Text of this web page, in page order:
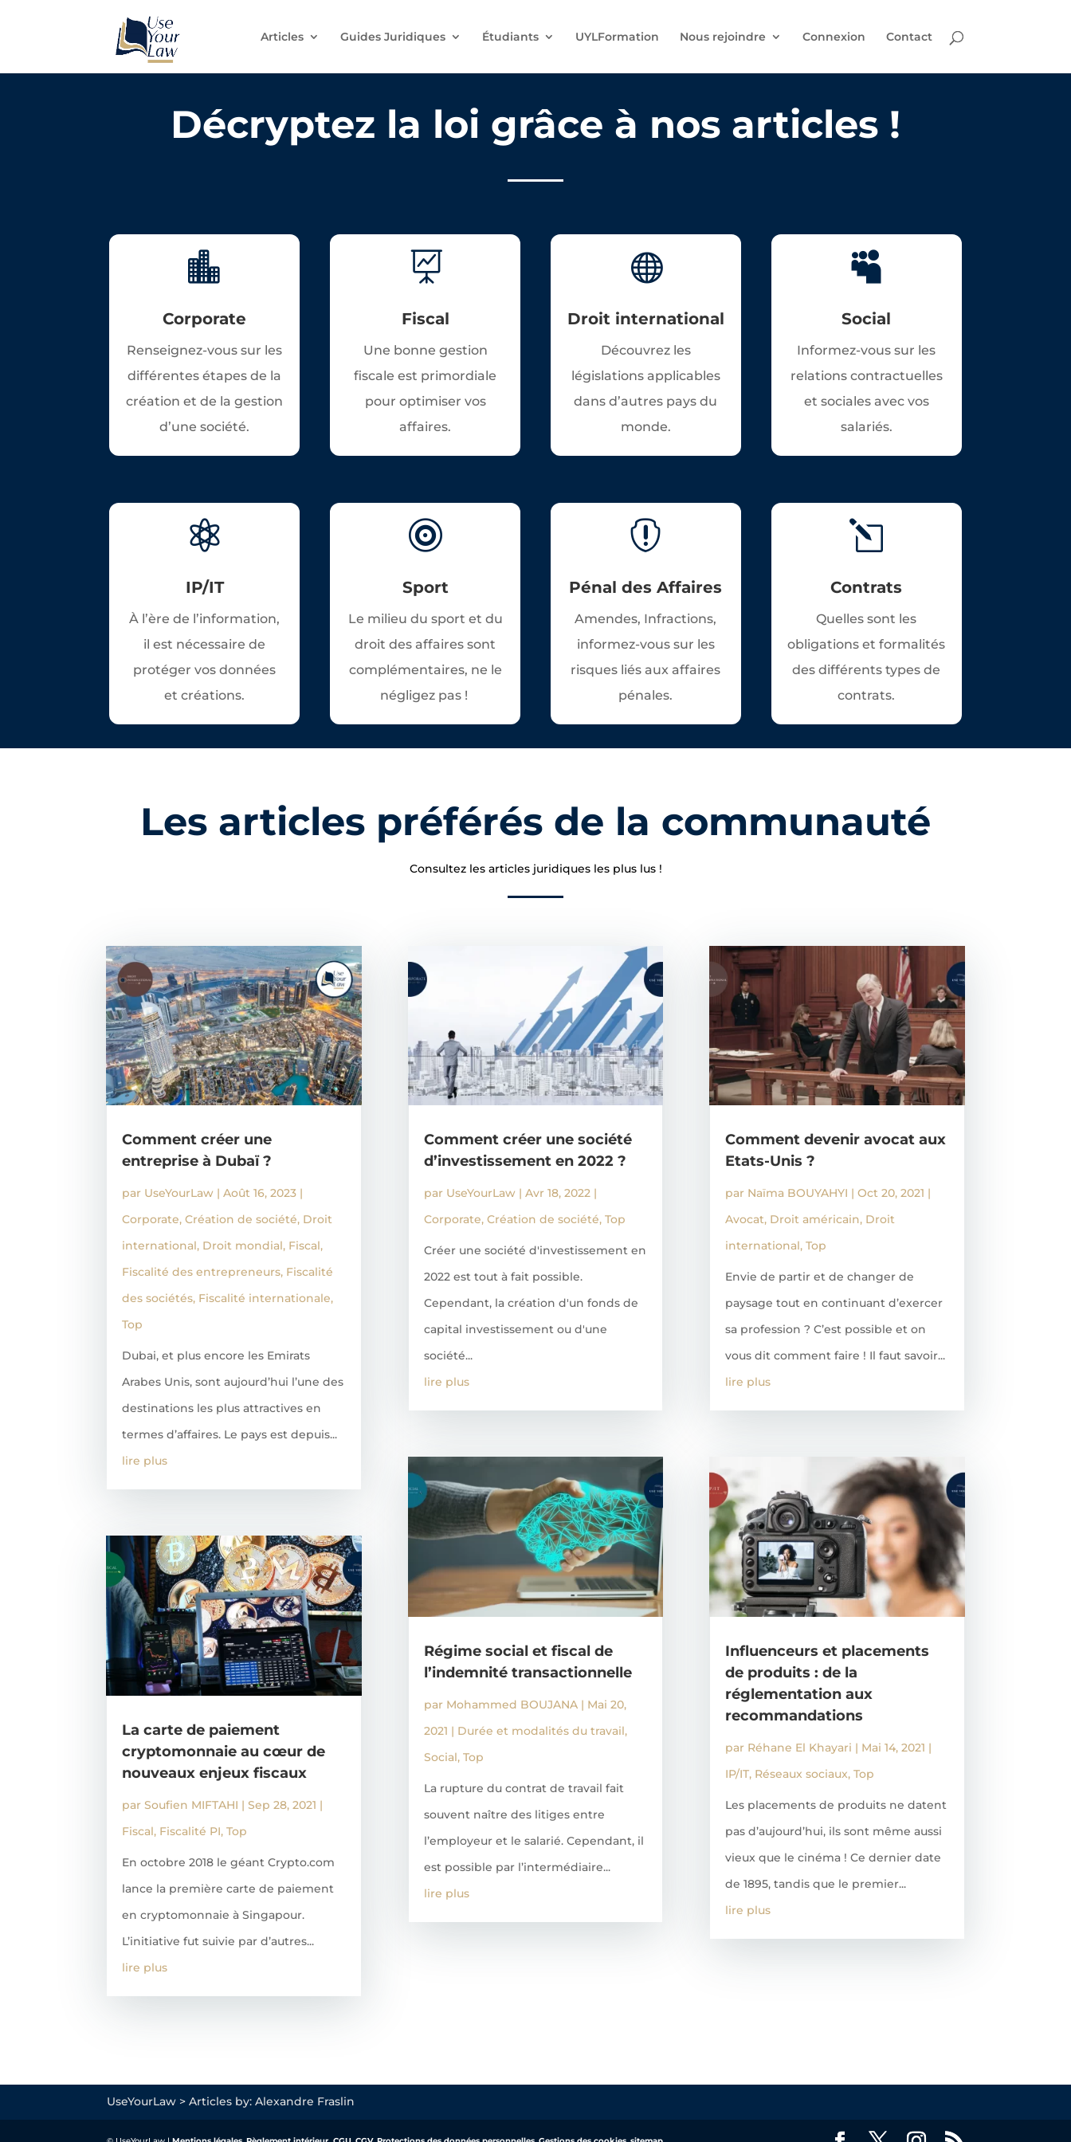
Articles Guides Juridiques Étudiants UYLFormation Nous rejoindre Connexion Contact
Décryptez la loi grâce à nos articles !

Corporate
Renseignez-vous sur les
différentes étapes de la
création et de la gestion
d’une société.

Fiscal
Une bonne gestion
fiscale est primordiale
pour optimiser vos
affaires.

Droit international
Découvrez les
législations applicables
dans d’autres pays du
monde.

Social
Informez-vous sur les
relations contractuelles
et sociales avec vos
salariés.

IP/IT
À l’ère de l’information,
il est nécessaire de
protéger vos données
et créations.

Sport
Le milieu du sport et du
droit des affaires sont
complémentaires, ne le
négligez pas !

Pénal des Affaires
Amendes, Infractions,
informez-vous sur les
risques liés aux affaires
pénales.
l
Contrats
Quelles sont les
obligations et formalités
des différents types de
contrats.
Les articles préférés de la communauté
Consultez les articles juridiques les plus lus !
Comment créer une
entreprise à Dubaï ?
par UseYourLaw |Août 16, 2023 |
Corporate,Création de société, Droit
international, Droit mondial, Fiscal,
Fiscalité des entrepreneurs, Fiscalité
des sociétés, Fiscalité internationale,
Top
Dubai, et plus encore les Emirats
Arabes Unis, sont aujourd’hui l’une des
destinations les plus attractives en
termes d’affaires. Le pays est depuis...
lire plus
La carte de paiement
cryptomonnaie au cœur de
nouveaux enjeux fiscaux
parSoufien MIFTAHI |Sep 28, 2021 |
Fiscal, Fiscalité PI,Top
En octobre 2018 le géant Crypto.com
lance la première carte de paiement
en cryptomonnaie à Singapour.
L’initiative fut suivie par d’autres...
lire plus
Comment créer une société
d’investissement en 2022 ?
par UseYourLaw | Avr 18, 2022|
Corporate, Création de société, Top
Créer une société d'investissement en
2022 est tout à fait possible.
Cependant, la création d'un fonds de
capital investissement ou d'une
société...
lire plus
Régime social et fiscal de
l’indemnité transactionnelle
par Mohammed BOUJANA| Mai 20,
2021 | Durée et modalités du travail,
Social, Top
La rupture du contrat de travail fait
souvent naître des litiges entre
l’employeur et le salarié. Cependant, il
est possible par l’intermédiaire...
lire plus
Comment devenir avocat aux
Etats-Unis ?
par Naïma BOUYAHYI | Oct 20, 2021 |
Avocat, Droit américain, Droit
international, Top
Envie de partir et de changer de
paysage tout en continuant d’exercer
sa profession ? C’est possible et on
vous dit comment faire ! Il faut savoir...
lire plus
Influenceurs et placements
de produits : de la
réglementation aux
recommandations
par Réhane El Khayari | Mai 14, 2021 |
IP/IT, Réseaux sociaux, Top
Les placements de produits ne datent
pas d’aujourd’hui, ils sont même aussi
vieux que le cinéma ! Ce dernier date
de 1895, tandis que le premier...
lire plus
UseYourLaw >Articles by: Alexandre Fraslin